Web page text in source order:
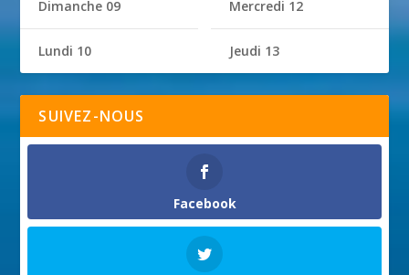
Dimanche 09
Lundi 10
Mercredi 12
Jeudi 13
SUIVEZ-NOUS
Facebook